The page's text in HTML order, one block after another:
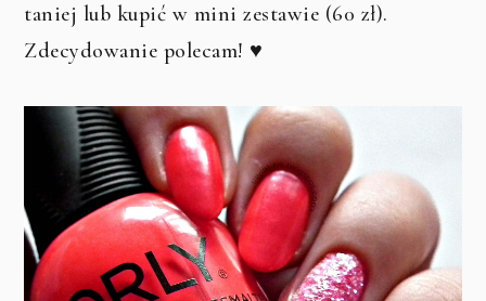
taniej lub kupić w mini zestawie (60 zł).
Zdecydowanie polecam! ♥